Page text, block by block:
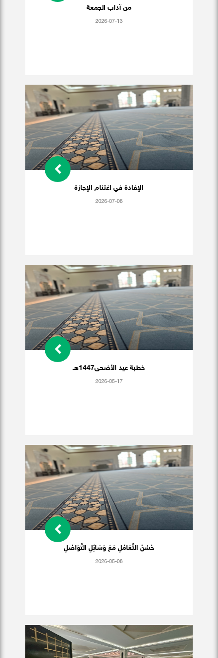
من آداب الجمعة
2026-07-13
الإفادة في اغتنام الإجازة
2026-07-08
خطبة عيد الأضحى1447هـ
2026-05-17
حُسْنُ التَّعَامُلِ مَعَ وَسَائِلِ التَّوَاصُلِ
2026-05-08